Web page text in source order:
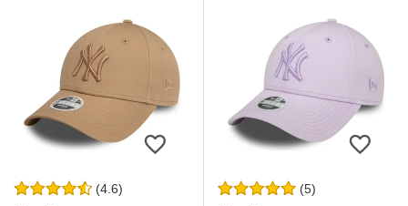
(4.6) (5)